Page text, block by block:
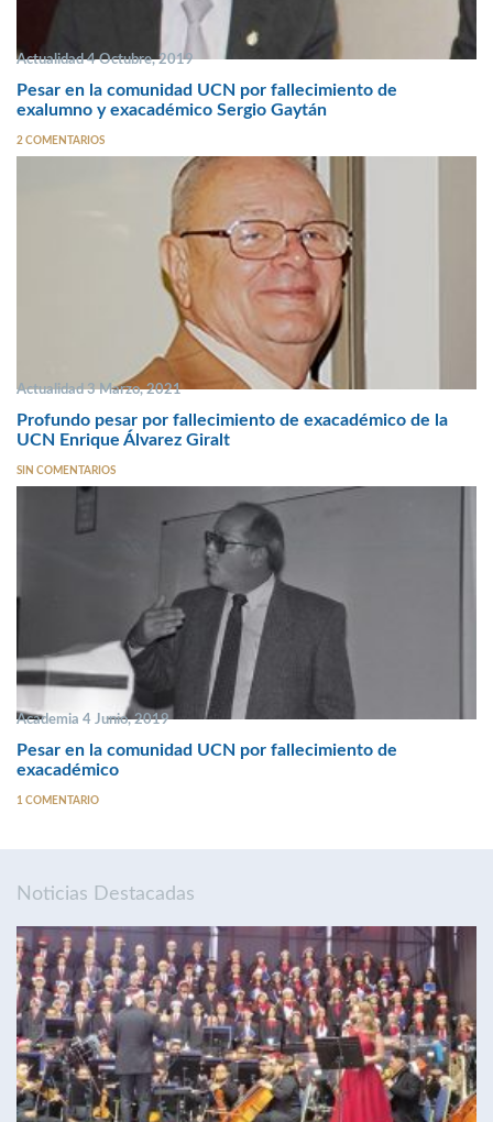
Actualidad 4 Octubre, 2019
Pesar en la comunidad UCN por fallecimiento de
exalumno y exacadémico Sergio Gaytán
2 COMENTARIOS
Actualidad 3 Marzo, 2021
Profundo pesar por fallecimiento de exacadémico de la
UCN Enrique Álvarez Giralt
SIN COMENTARIOS
Academia 4 Junio, 2019
Pesar en la comunidad UCN por fallecimiento de
exacadémico
1 COMENTARIO
Noticias Destacadas